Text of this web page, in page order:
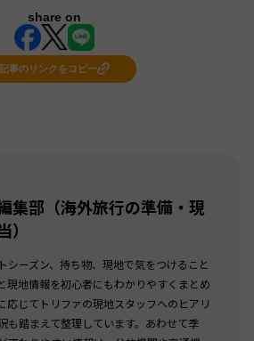
share on
記事のリンクをコピー
集部（海外旅行の準備・現
シーズン、持ち物、現地で気をつけること
現地情報を初心者にもわかりやすくまとめ
応じてトリファの現地スタッフへのヒアリ
も踏まえて整理しています。あわせて季